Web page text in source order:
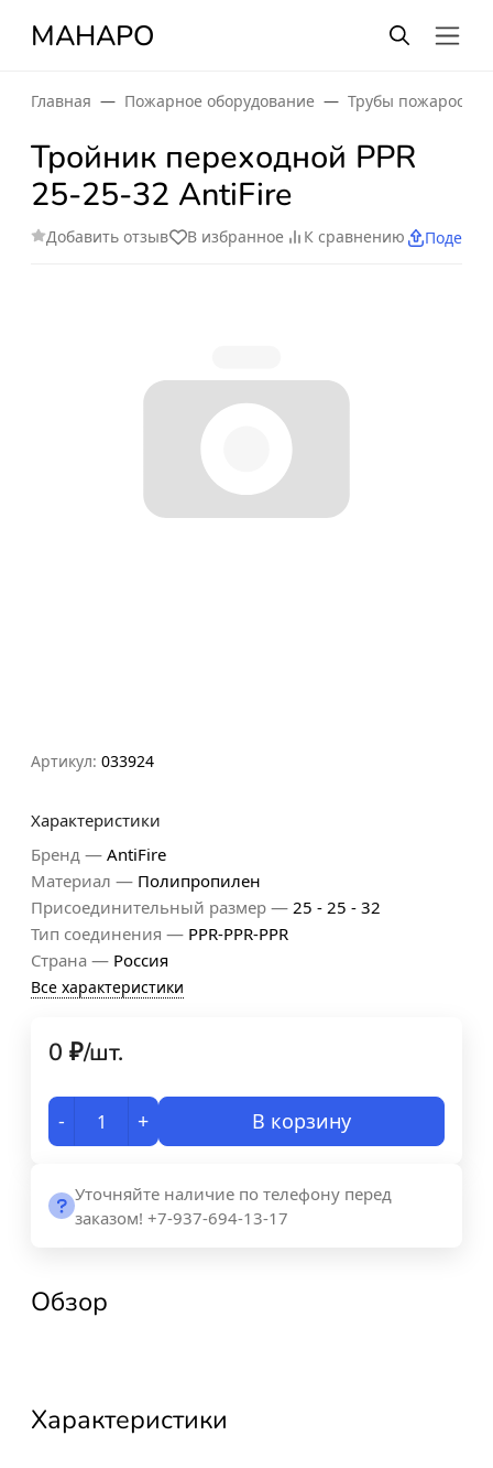
МАНАРО
Главная Пожарное оборудование Трубы
Тройник переходной PPR
25-25-32 AntiFire
Добавить отзыв В избранное К сравнению
Артикул: 033924
Характеристики
Бренд — AntiFire
Материал — Полипропилен
Присоединительный размер — 25 - 25 - 32
Тип соединения — PPR-PPR-PPR
Страна — Россия
Все характеристики
0 ₽/шт.
- + В корзину
Уточняйте наличие по телефону перед
заказом! +7-937-694-13-17
Обзор
Характеристики